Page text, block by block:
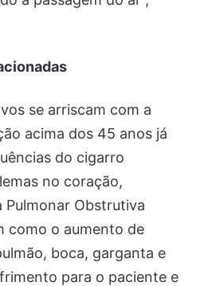
se arriscam com a
acima dos 45 anos já
do cigarro
no coração,
Pulmonar Obstrutiva
como o aumento de
boca, garganta e
para o paciente e